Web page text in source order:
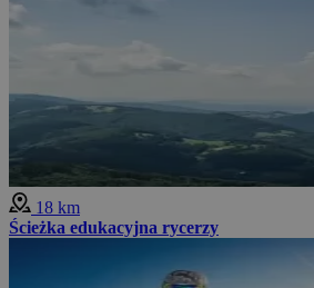
18 km
Ścieżka edukacyjna rycerzy